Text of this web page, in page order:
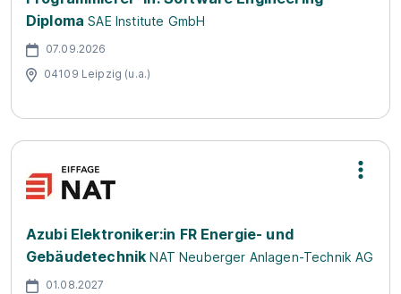
Diploma SAE Institute GmbH
07.09.2026
04109 Leipzig (u.a.)
Azubi Elektroniker:in FR Energie- und
Gebäudetechnik NAT Neuberger Anlagen-Technik AG
01.08.2027